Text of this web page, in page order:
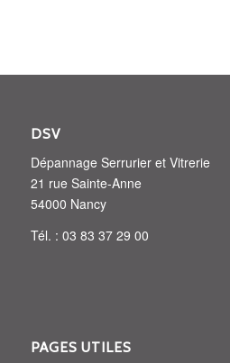
DSV
Dépannage Serrurier et Vitrerie
21 rue Sainte-Anne
54000 Nancy
Tél. : 03 83 37 29 00
PAGES UTILES